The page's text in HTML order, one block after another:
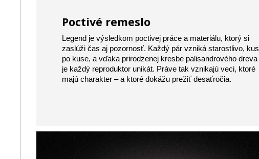
Poctivé remeslo
Legend je výsledkom poctivej práce a materiálu, ktorý si
zaslúži čas aj pozornosť. Každý pár vzniká starostlivo, kus
po kuse, a vďaka prirodzenej kresbe palisandrového dreva
je každý reproduktor unikát. Práve tak vznikajú veci, ktoré
majú charakter – a ktoré dokážu prežiť desaťročia.